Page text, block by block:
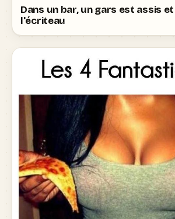
Dans un bar, un gars est assis
l'écriteau